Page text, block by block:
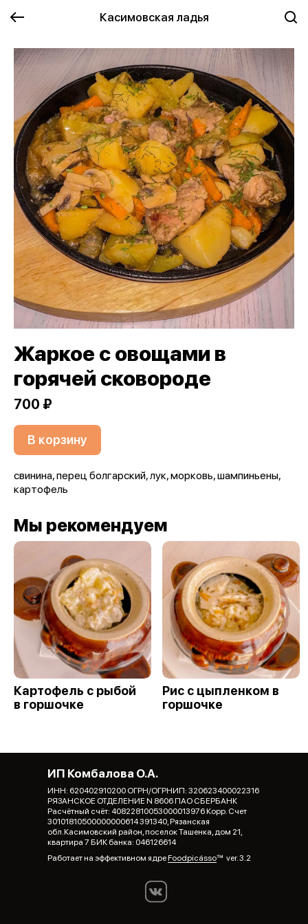
Касимовская ладья
Жаркое с овощами в
горячей сковороде
700 ₽
В корзину
свинина, перец болгарский, лук, морковь, шампиньены,
картофель
Мы рекомендуем
Картофель с рыбой
в горшочке
Рис с цыпленком в
горшочке
ИП Комбалова О.А.
ИНН: 620402910200 ОГРН/ОГРНИП: 320623400022316
РЯЗАНСКОЕ ОТДЕЛЕНИЕ N 8606 ПАО СБЕРБАНК
Расчётный счёт: 40822810053000013976 Корр. Счет
30101810500000000614 391340, Рязанская
обл.Касимовский район, поселок Ташенка, дом 21,
квартира 7 БИК банка: 046126614
Работает на эффективном ядреFoodpicássover. 3.2